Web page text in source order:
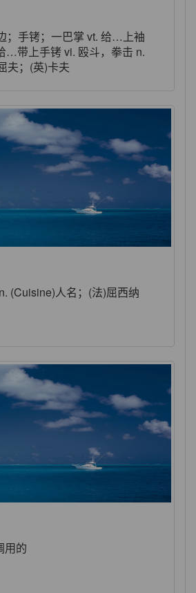
；手铐；一巴掌 vt. 给…上袖
…带上手铐 vi. 殴斗，拳击 n.
夫；(英)卡夫
(Cuisine)人名；(法)屈西纳
用的